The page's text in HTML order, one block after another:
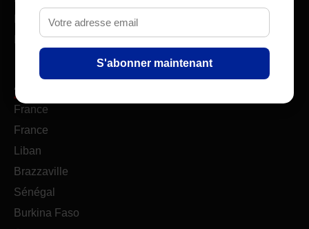
États-Unis
Ebola
À l'international
France
France
Liban
Brazzaville
Sénégal
Burkina Faso
S'abonner maintenant